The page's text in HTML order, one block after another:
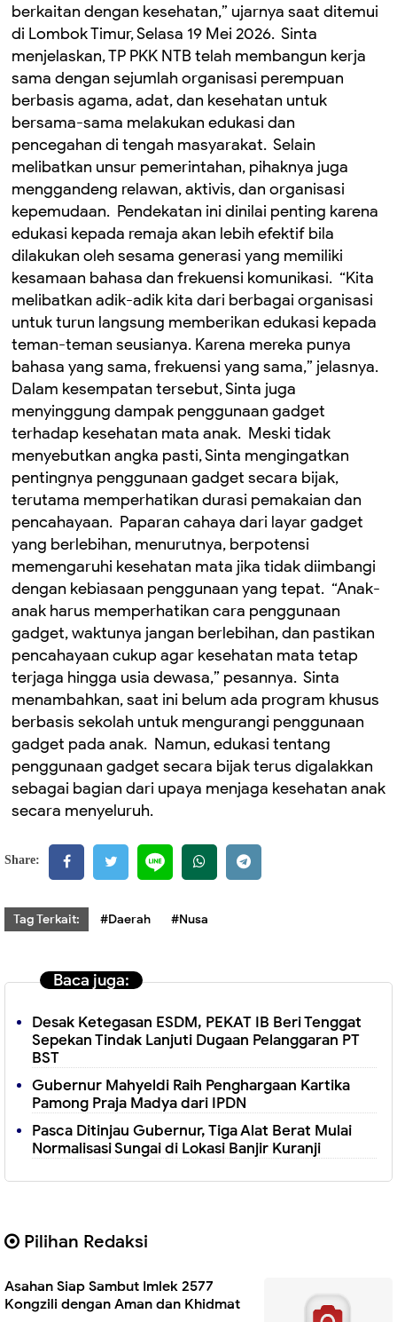
berkaitan dengan kesehatan,” ujarnya saat ditemui
di Lombok Timur, Selasa 19 Mei 2026. ‎ ‎Sinta
menjelaskan, TP PKK NTB telah membangun kerja
sama dengan sejumlah organisasi perempuan
berbasis agama, adat, dan kesehatan untuk
bersama-sama melakukan edukasi dan
pencegahan di tengah masyarakat. ‎ ‎Selain
melibatkan unsur pemerintahan, pihaknya juga
menggandeng relawan, aktivis, dan organisasi
kepemudaan. ‎ Pendekatan ini dinilai penting karena
edukasi kepada remaja akan lebih efektif bila
dilakukan oleh sesama generasi yang memiliki
kesamaan bahasa dan frekuensi komunikasi. ‎ ‎“Kita
melibatkan adik-adik kita dari berbagai organisasi
untuk turun langsung memberikan edukasi kepada
teman-teman seusianya. Karena mereka punya
bahasa yang sama, frekuensi yang sama,” jelasnya. ‎
‎Dalam kesempatan tersebut, Sinta juga
menyinggung dampak penggunaan gadget
terhadap kesehatan mata anak. ‎ Meski tidak
menyebutkan angka pasti, Sinta mengingatkan
pentingnya penggunaan gadget secara bijak,
terutama memperhatikan durasi pemakaian dan
pencahayaan. ‎ ‎Paparan cahaya dari layar gadget
yang berlebihan, menurutnya, berpotensi
memengaruhi kesehatan mata jika tidak diimbangi
dengan kebiasaan penggunaan yang tepat. ‎ ‎“Anak-
anak harus memperhatikan cara penggunaan
gadget, waktunya jangan berlebihan, dan pastikan
pencahayaan cukup agar kesehatan mata tetap
terjaga hingga usia dewasa,” pesannya. ‎ ‎Sinta
menambahkan, saat ini belum ada program khusus
berbasis sekolah untuk mengurangi penggunaan
gadget pada anak. ‎ Namun, edukasi tentang
penggunaan gadget secara bijak terus digalakkan
sebagai bagian dari upaya menjaga kesehatan anak
secara menyeluruh.
Share:
Tag Terkait: #Daerah #Nusa
Baca juga:
Desak Ketegasan ESDM, PEKAT IB Beri Tenggat
Sepekan Tindak Lanjuti Dugaan Pelanggaran PT
BST
Gubernur Mahyeldi Raih Penghargaan Kartika
Pamong Praja Madya dari IPDN
Pasca Ditinjau Gubernur, Tiga Alat Berat Mulai
Normalisasi Sungai di Lokasi Banjir Kuranji
Pilihan Redaksi
Asahan Siap Sambut Imlek 2577
Kongzili dengan Aman dan Khidmat